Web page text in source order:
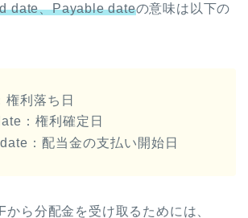
date、Payable dateの意味は以下の
権利落ち日
：権利確定日
：配当金の支払い開始日
ら分配金を受け取るためには、